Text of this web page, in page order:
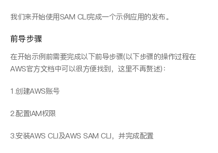
我们来开始使⽤SAM CLI完成⼀个示例应⽤的发布。
前导步骤
在开始示例前需要完成以下前导步骤(以下步骤的操作过程在
AWS官⽅⽂档中可以很⽅便找到，这⾥不再赘述)：
1.创建AWS账号
2.配置IAM权限
3.安装AWS CLI及AWS SAM CLI，并完成配置